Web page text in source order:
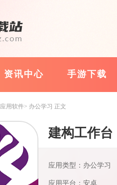
资讯中心 手游下载
应用软件 办公学习 正文
建构工作台
应用类型：办公学习
应用平台：安卓